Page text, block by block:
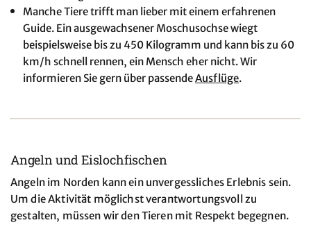
Manche Tiere trifft man lieber mit einem erfahrenen
Guide. Ein ausgewachsener Moschusochse wiegt
beispielsweise bis zu 450 Kilogramm und kann bis zu 60
km/h schnell rennen, ein Mensch eher nicht. Wir
informieren Sie gern über passendeAusflüge.
Angeln und Eislochfischen
Angeln im Norden kann ein unvergessliches Erlebnis sein.
Um die Aktivität möglichst verantwortungsvoll zu
gestalten, müssen wir den Tieren mit Respekt begegnen.